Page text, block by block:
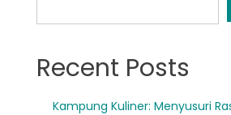
Recent Posts
Kampung Kuliner: Menyusuri